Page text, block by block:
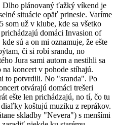
Dlho plánovaný ťažký víkend je
situácie opäť prinesie. Varíme
som už v klube, kde sa všetko
domáci Invasion of
sú a on mi oznamuje, že ešte
či si robí srandu, no
Jura sami autom a nestihli sa
koncert v pohode stíhajú.
to potvrdili. No "sranda". Po
otvárajú domáci trešeri
ešte len prichádzajú, no tí, čo tu
koštujú muziku z reprákov.
skladby "Nevera") s menšími